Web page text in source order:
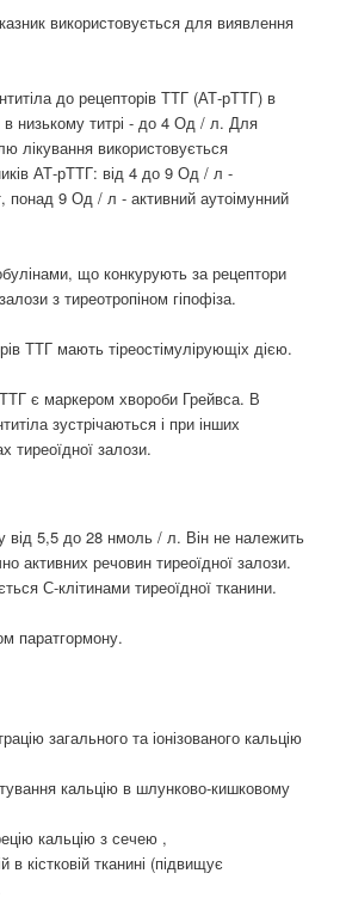
використовується для виявлення
до рецепторів ТТГ (АТ-рТТГ) в
в низькому титрі - до 4 Од / л. Для
лікування використовується
АТ-рТТГ: від 4 до 9 Од / л -
понад 9 Од / л - активний аутоімунний
що конкурують за рецептори
з тиреотропіном гіпофіза.
ТТГ мають тіреостімулірующіх дією.
є маркером хвороби Грейвса. В
зустрічаються і при інших
тиреоїдної залози.
від 5,5 до 28 нмоль / л. Він не належить
активних речовин тиреоїдної залози.
С-клітинами тиреоїдної тканини.
паратгормону.
загального та іонізованого кальцію
кальцію в шлунково-кишковому
кальцію з сечею ,
в кістковій тканині (підвищує